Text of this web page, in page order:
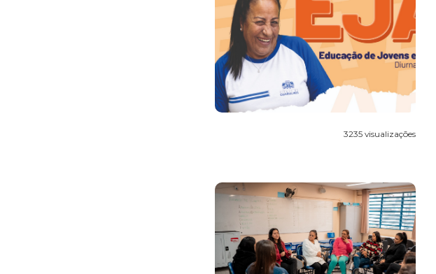
3235 visualizações